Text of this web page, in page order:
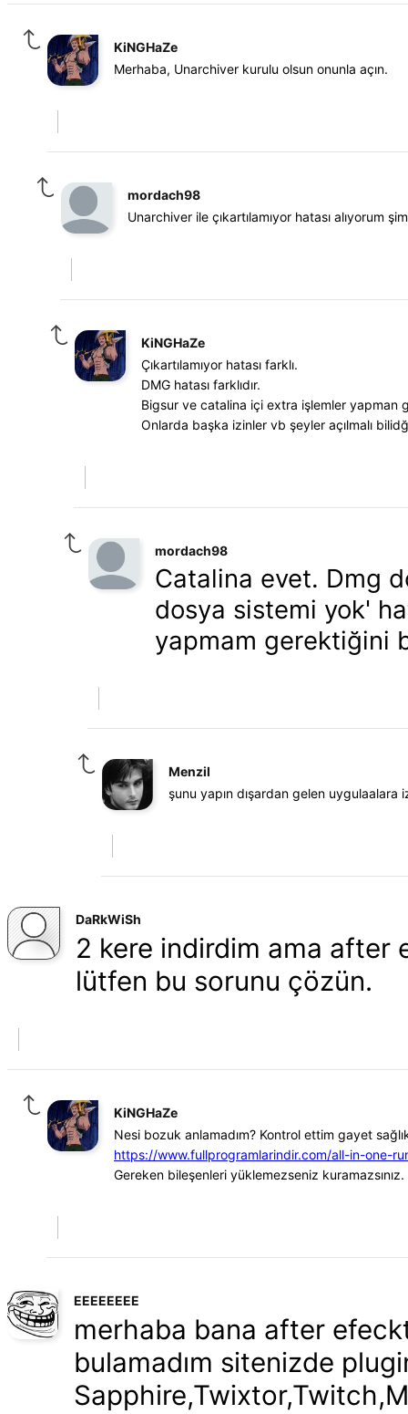
KiNGHaZe
Merhaba, Unarchiver kurulu olsun onunla açın.
mordach98
Unarchiver ile çıkartılamıyor hatası alıyorum
KiNGHaZe
Çıkartılamıyor hatası farklı.
DMG hatası farklıdır.
Bigsur ve catalina içi extra işlemler yapman
Onlarda başka izinler vb şeyler açılmalı
mordach98
Catalina evet. Dmg
dosya sistemi yok'
yapmam gerektiğini
Menzil
şunu yapın dışardan gelen uygulaalara
DaRkWiSh
2 kere indirdim ama after
lütfen bu sorunu çözün.
KiNGHaZe
Nesi bozuk anlamadım? Kontrol ettim gayet
https://www.fullprogramlarindir.com/all-in-one-
Gereken bileşenleri yüklemezseniz kuramazsınız.
EEEEEEEE
merhaba bana after
bulamadım sitenizde